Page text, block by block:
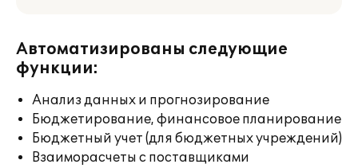
Автоматизированы следующие
функции:
Анализ данных и прогнозирование
Бюджетирование, финансовое планирование
Бюджетный учет (для бюджетных учреждений)
Взаиморасчеты с поставщиками